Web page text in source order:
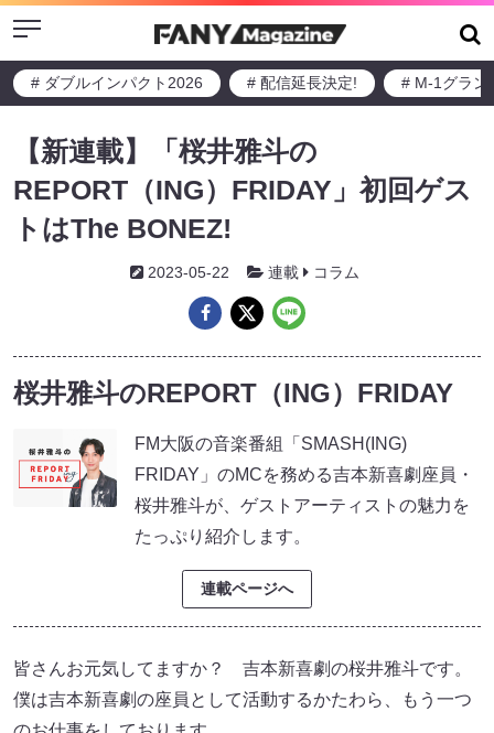
Menu
# ダブルインパクト2026 # 配信延長決定! # M-1グラン
【新連載】「桜井雅斗の
REPORT（ING）FRIDAY」初回ゲス
トはThe BONEZ!
2023-05-22 連載 コラム
桜井雅斗のREPORT（ING）FRIDAY
FM大阪の音楽番組「SMASH(ING)
FRIDAY」のMCを務める吉本新喜劇座員・
桜井雅斗が、ゲストアーティストの魅力を
たっぷり紹介します。
連載ページへ
皆さんお元気してますか？ 吉本新喜劇の桜井雅斗です。
僕は吉本新喜劇の座員として活動するかたわら、もう一つ